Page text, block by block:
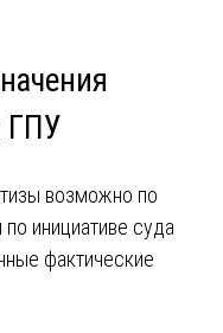
ГПУ
возможно по
инициативе суда
фактические